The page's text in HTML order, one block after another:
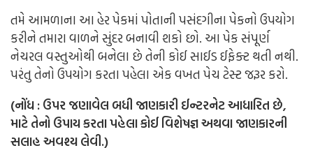
તમે આમળાના આ હેર પેકમાં પોતાની પસંદગીના પેકનો ઉપયોગ
કરીને તમારા વાળને સુંદર બનાવી શકો છો. આ પેક સંપૂર્ણ
નેચરલ વસ્તુઓથી બનેલા છે તેની કોઈ સાઈડ ઈફેક્ટ થતી નથી.
પરંતુ તેનો ઉપયોગ કરતા પહેલા એક વખત પેચ ટેસ્ટ જરૂર કરો.
(નોંધ : ઉપર જણાવેલ બધી જાણકારી ઈન્ટરનેટ આધારિત છે,
માટે તેનો ઉપાય કરતા પહેલા કોઈ વિશેષજ્ઞ અથવા જાણકારની
સલાહ અવશ્ય લેવી.)